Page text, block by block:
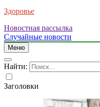
Здоровье
Новостная рассылка
Случайные новости
Меню
Найти:
Заголовки